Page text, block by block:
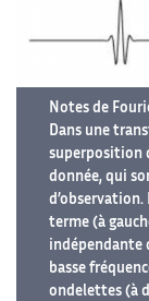
Notes de
Dans une
superposition
donnée, qui
terme (à
indépendante
basse
ondelettes (à